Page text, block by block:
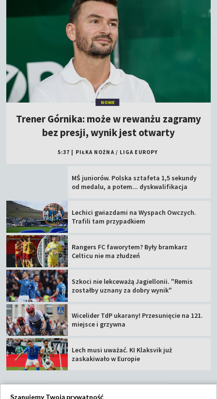
NOWE
Trener Górnika: może w rewanżu zagramy
bez presji, wynik jest otwarty
5:37 PIŁKA NOŻNA / LIGA EUROPY
MŚ juniorów. Polska sztafeta 1,5 sekundy
od medalu, a potem... dyskwalifikacja
Lechici gwiazdami na Wyspach Owczych.
Trafili tam przypadkiem
Rangers FC faworytem? Były bramkarz
Celticu nie ma złudzeń
Szkoci nie lekceważą Jagiellonii. "Remis
zostałby uznany za dobry wynik"
Wicelider TdP ukarany! Przesunięcie na 121.
miejsce i grzywna
Lech musi uważać. KI Klaksvik już
zaskakiwało w Europie
Szanujemy Twoją prywatność